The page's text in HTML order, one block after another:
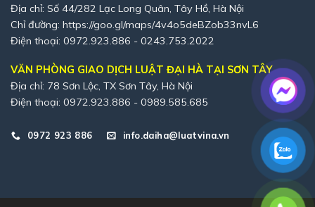
Địa chỉ: Số 44/282 Lạc Long Quân, Tây Hồ, Hà Nội
Chỉ đường: https://goo.gl/maps/4v4o5deBZob33nvL6
Điện thoại: 0972.923.886 - 0243.753.2022
VĂN PHÒNG GIAO DỊCH LUẬT ĐẠI HÀ TẠI SƠN TÂY
Địa chỉ: 78 Sơn Lộc, TX Sơn Tây, Hà Nội
Điện thoại: 0972.923.886 - 0989.585.685
0972 923 886 info.daiha@luatvina.vn